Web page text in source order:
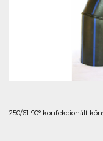
250/61-90° konfekcionált